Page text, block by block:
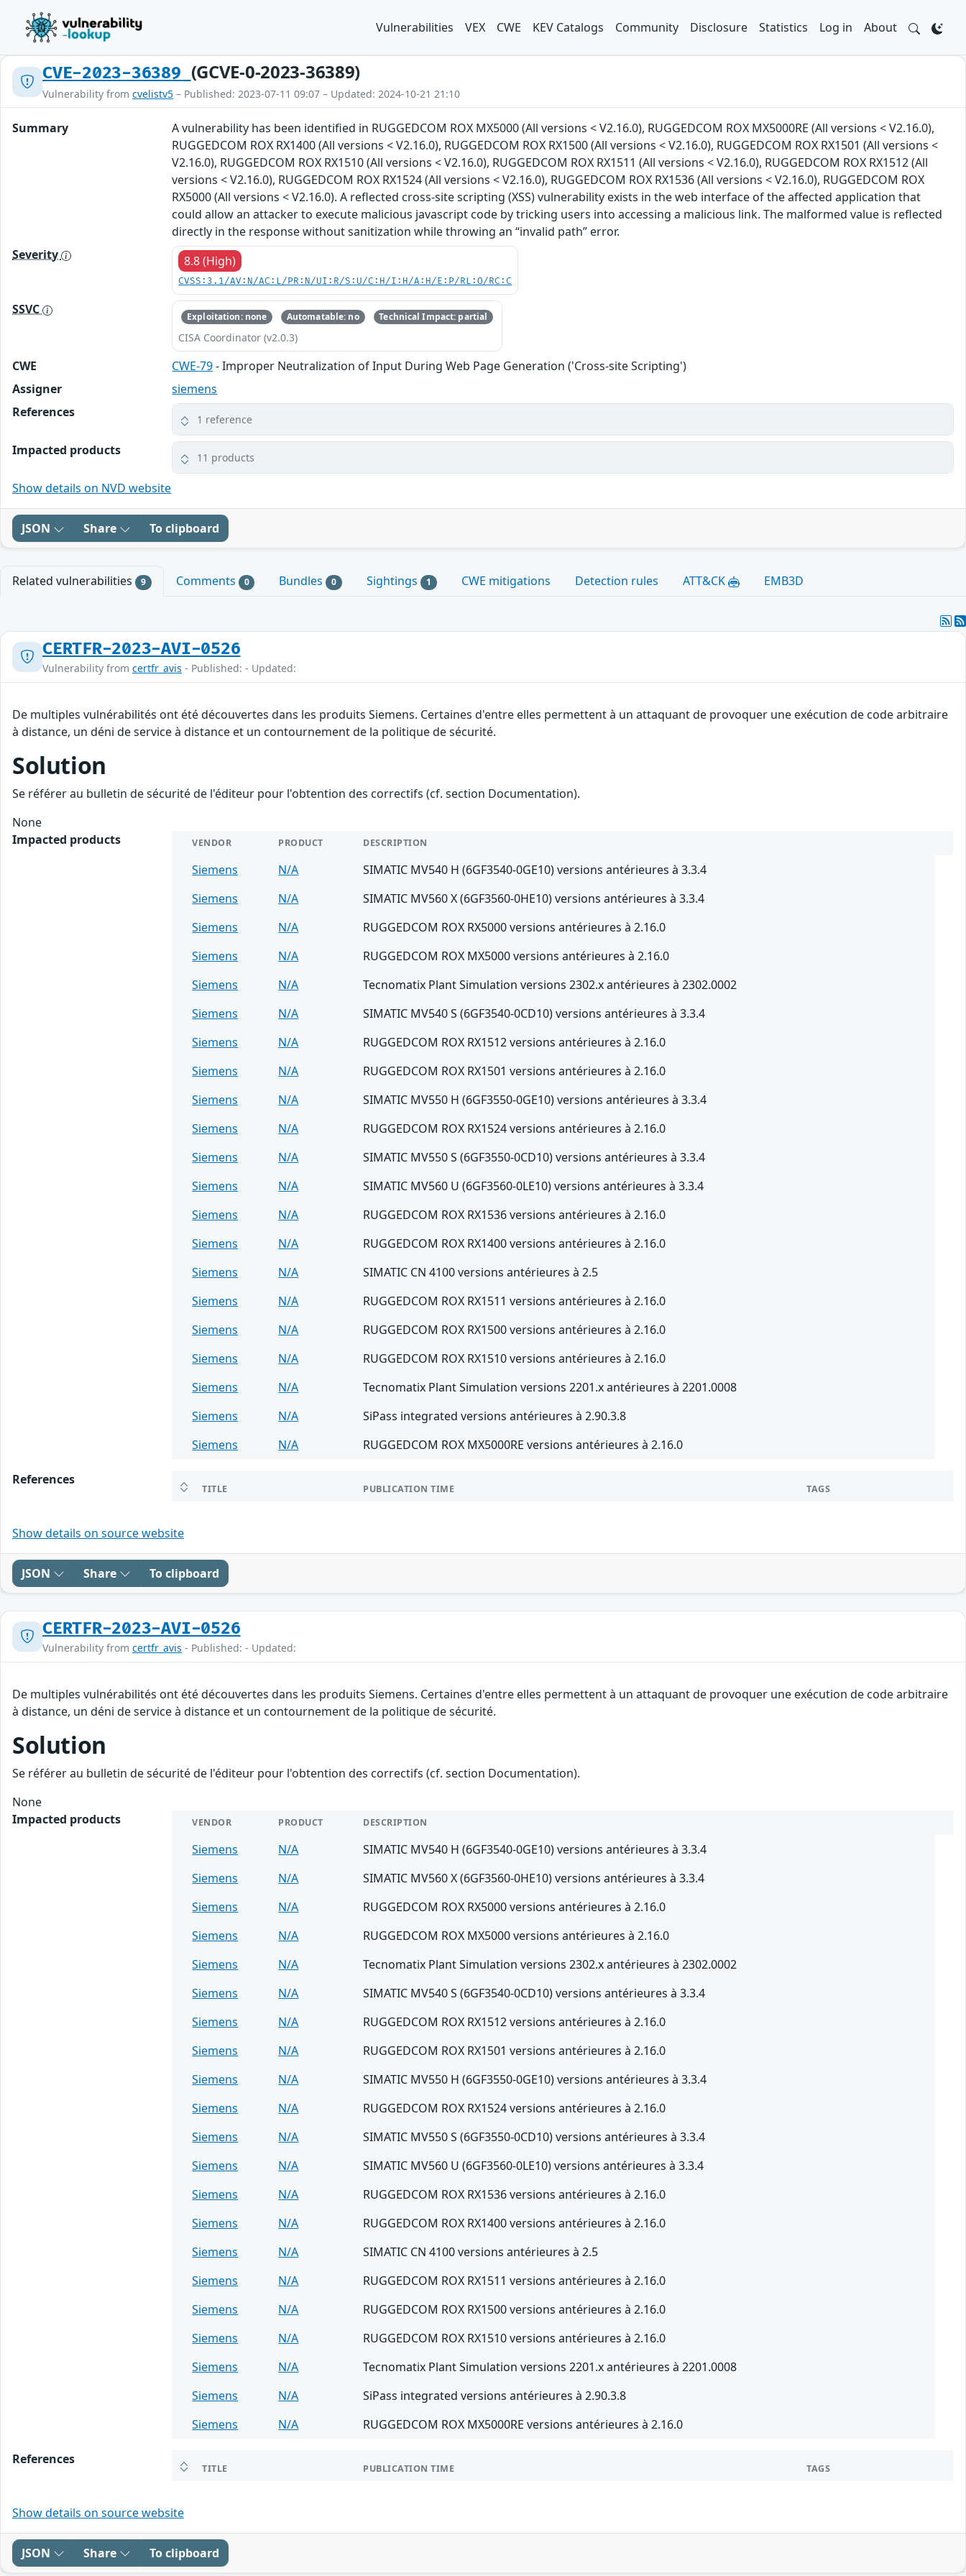
Vulnerabilities VEX CWE KEV Catalogs Community Disclosure Statistics Log in About
CVE-2023-36389 (GCVE-0-2023-36389)
Vulnerability from cvelistv5 – Published: 2023-07-11 09:07 – Updated: 2024-10-21 21:10
Summary
A vulnerability has been identified in RUGGEDCOM ROX MX5000 (All versions < V2.16.0), RUGGEDCOM ROX MX5000RE (All versions < V2.16.0),
RUGGEDCOM ROX RX1400 (All versions < V2.16.0), RUGGEDCOM ROX RX1500 (All versions < V2.16.0), RUGGEDCOM ROX RX1501 (All versions <
V2.16.0), RUGGEDCOM ROX RX1510 (All versions < V2.16.0), RUGGEDCOM ROX RX1511 (All versions < V2.16.0), RUGGEDCOM ROX RX1512 (All
versions < V2.16.0), RUGGEDCOM ROX RX1524 (All versions < V2.16.0), RUGGEDCOM ROX RX1536 (All versions < V2.16.0), RUGGEDCOM ROX
RX5000 (All versions < V2.16.0). A reflected cross-site scripting (XSS) vulnerability exists in the web interface of the affected application that
could allow an attacker to execute malicious javascript code by tricking users into accessing a malicious link. The malformed value is reflected
directly in the response without sanitization while throwing an “invalid path” error.
Severity
8.8 (High)
CVSS:3.1/AV:N/AC:L/PR:N/UI:R/S:U/C:H/I:H/A:H/E:P/RL:O/RC:C
SSVC Exploitation: none Automatable: no Technical Impact: partial
CISA Coordinator (v2.0.3)
CWE CWE-79- Improper Neutralization of Input During Web Page Generation ('Cross-site Scripting')
Assigner
siemens
References
1 reference
Impacted products 11 products
Show details on NVD website
JSON Share To clipboard
Related vulnerabilities 9 Comments 0 Bundles 0 Sightings 1 CWE mitigations Detection rules ATT&CK EMB3D
CERTFR-2023-AVI-0526
Vulnerability from certfr_avis - Published: - Updated:
De multiples vulnérabilités ont été découvertes dans les produits Siemens. Certaines d'entre elles permettent à un attaquant de provoquer une exécution de code arbitraire
à distance, un déni de service à distance et un contournement de la politique de sécurité.
Solution
Se référer au bulletin de sécurité de l'éditeur pour l'obtention des correctifs (cf. section Documentation).
None
Impacted products
VENDOR PRODUCT DESCRIPTION
Siemens N/A
SIMATIC MV540 H (6GF3540-0GE10) versions antérieures à 3.3.4
Siemens
N/A
SIMATIC MV560 X (6GF3560-0HE10) versions antérieures à 3.3.4
Siemens
N/A
RUGGEDCOM ROX RX5000 versions antérieures à 2.16.0
Siemens
N/A
RUGGEDCOM ROX MX5000 versions antérieures à 2.16.0
Siemens
N/A
Tecnomatix Plant Simulation versions 2302.x antérieures à 2302.0002
Siemens
N/A
SIMATIC MV540 S (6GF3540-0CD10) versions antérieures à 3.3.4
Siemens
N/A
RUGGEDCOM ROX RX1512 versions antérieures à 2.16.0
Siemens
N/A
RUGGEDCOM ROX RX1501 versions antérieures à 2.16.0
Siemens
N/A
SIMATIC MV550 H (6GF3550-0GE10) versions antérieures à 3.3.4
Siemens
N/A
RUGGEDCOM ROX RX1524 versions antérieures à 2.16.0
Siemens
N/A
SIMATIC MV550 S (6GF3550-0CD10) versions antérieures à 3.3.4
Siemens
N/A
SIMATIC MV560 U (6GF3560-0LE10) versions antérieures à 3.3.4
Siemens
N/A
RUGGEDCOM ROX RX1536 versions antérieures à 2.16.0
Siemens
N/A
RUGGEDCOM ROX RX1400 versions antérieures à 2.16.0
Siemens
N/A
SIMATIC CN 4100 versions antérieures à 2.5
Siemens
N/A
RUGGEDCOM ROX RX1511 versions antérieures à 2.16.0
Siemens
N/A
RUGGEDCOM ROX RX1500 versions antérieures à 2.16.0
Siemens
N/A
RUGGEDCOM ROX RX1510 versions antérieures à 2.16.0
Siemens
N/A
Tecnomatix Plant Simulation versions 2201.x antérieures à 2201.0008
Siemens
N/A
SiPass integrated versions antérieures à 2.90.3.8
Siemens
N/A RUGGEDCOM ROX MX5000RE versions antérieures à 2.16.0
References
TITLE PUBLICATION TIME TAGS
Show details on source website
JSON Share To clipboard
CERTFR-2023-AVI-0526
Vulnerability from certfr_avis - Published: - Updated:
De multiples vulnérabilités ont été découvertes dans les produits Siemens. Certaines d'entre elles permettent à un attaquant de provoquer une exécution de code arbitraire
à distance, un déni de service à distance et un contournement de la politique de sécurité.
Solution
Se référer au bulletin de sécurité de l'éditeur pour l'obtention des correctifs (cf. section Documentation).
None
Impacted products
VENDOR PRODUCT DESCRIPTION
Siemens N/A
SIMATIC MV540 H (6GF3540-0GE10) versions antérieures à 3.3.4
Siemens
N/A
SIMATIC MV560 X (6GF3560-0HE10) versions antérieures à 3.3.4
Siemens
N/A
RUGGEDCOM ROX RX5000 versions antérieures à 2.16.0
Siemens
N/A
RUGGEDCOM ROX MX5000 versions antérieures à 2.16.0
Siemens
N/A
Tecnomatix Plant Simulation versions 2302.x antérieures à 2302.0002
Siemens
N/A
SIMATIC MV540 S (6GF3540-0CD10) versions antérieures à 3.3.4
Siemens
N/A
RUGGEDCOM ROX RX1512 versions antérieures à 2.16.0
Siemens
N/A
RUGGEDCOM ROX RX1501 versions antérieures à 2.16.0
Siemens
N/A
SIMATIC MV550 H (6GF3550-0GE10) versions antérieures à 3.3.4
Siemens
N/A
RUGGEDCOM ROX RX1524 versions antérieures à 2.16.0
Siemens
N/A
SIMATIC MV550 S (6GF3550-0CD10) versions antérieures à 3.3.4
Siemens
N/A
SIMATIC MV560 U (6GF3560-0LE10) versions antérieures à 3.3.4
Siemens
N/A
RUGGEDCOM ROX RX1536 versions antérieures à 2.16.0
Siemens
N/A
RUGGEDCOM ROX RX1400 versions antérieures à 2.16.0
Siemens
N/A
SIMATIC CN 4100 versions antérieures à 2.5
Siemens
N/A
RUGGEDCOM ROX RX1511 versions antérieures à 2.16.0
Siemens
N/A
RUGGEDCOM ROX RX1500 versions antérieures à 2.16.0
Siemens
N/A
RUGGEDCOM ROX RX1510 versions antérieures à 2.16.0
Siemens
N/A
Tecnomatix Plant Simulation versions 2201.x antérieures à 2201.0008
Siemens
N/A
SiPass integrated versions antérieures à 2.90.3.8
Siemens
N/A RUGGEDCOM ROX MX5000RE versions antérieures à 2.16.0
References
TITLE PUBLICATION TIME TAGS
Show details on source website
JSON Share To clipboard